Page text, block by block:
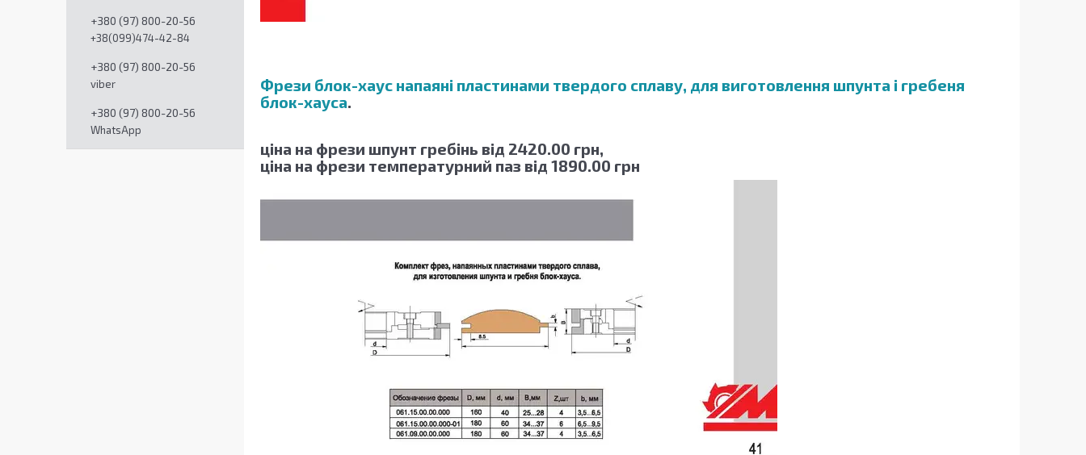
Фрези блок-хаус напаяні пластинами твердого сплаву, для виготовлення шпунта і гребеня
блок-хауса.
ціна на фрези шпунт гребінь від 2420.00 грн,
ціна на фрези температурний паз від 1890.00 грн
+380 (97) 800-20-56
+38(099)474-42-84
+380 (97) 800-20-56
viber
+380 (97) 800-20-56
WhatsApp